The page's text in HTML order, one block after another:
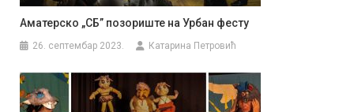
Аматерско „СБ” позориште на Урбан фесту
26. септембар 2023. Катарина Петровић